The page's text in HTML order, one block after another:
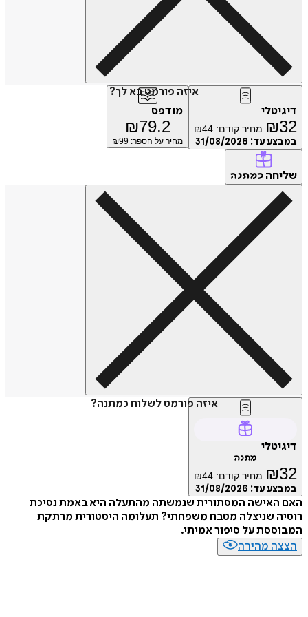
איזה פורמט בא לך?
₪ מחיר קודם: ₪44
עד:31/08/2026
מודפס
₪79.2
מחיר על הספר: ₪99
כמתנה
איזה פורמט לשלוח כמתנה?
₪ מחיר קודם: ₪44
עד:31/08/2026
המסתורית שנמשתה מהתעלה היא באמת נסיכת
שניצלה מטבח משפחתי? תעלומה היסטורית מרתקת
על סיפור אמיתי.
מהירה